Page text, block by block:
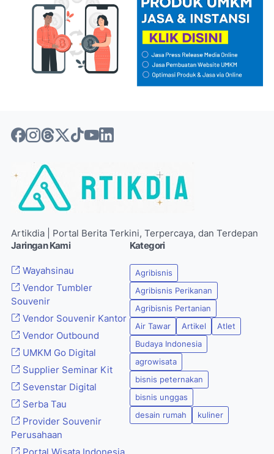
Artikdia | Portal Berita Terkini, Terpercaya, dan Terdepan
Jaringan Kami
Wayahsinau
Vendor Tumbler
Souvenir
Vendor Souvenir Kantor
Vendor Outbound
UMKM Go Digital
Supplier Seminar Kit
Sevenstar Digital
Serba Tau
Provider Souvenir
Perusahaan
Kategori
Agribisnis
Agribisnis Perikanan
Agribisnis Pertanian
Air Tawar
Artikel
Atlet
Budaya Indonesia
agrowisata
bisnis peternakan
bisnis unggas
desain rumah
kuliner